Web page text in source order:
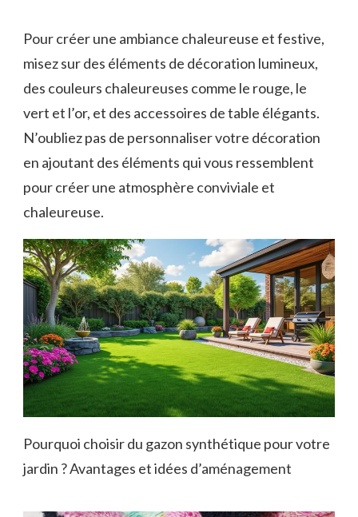
Pour créer une ambiance chaleureuse et festive,
misez sur des éléments de décoration lumineux,
des couleurs chaleureuses comme le rouge, le
vert et l’or, et des accessoires de table élégants.
N’oubliez pas de personnaliser votre décoration
en ajoutant des éléments qui vous ressemblent
pour créer une atmosphère conviviale et
chaleureuse.
Pourquoi choisir du gazon synthétique pour votre
jardin ? Avantages et idées d’aménagement